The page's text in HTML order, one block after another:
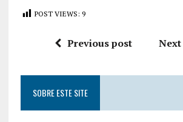
POST VIEWS: 9
Previous post
SOBRE ESTE SITE